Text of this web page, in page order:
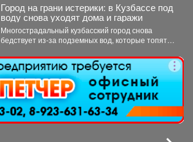
Город на грани истерики: в Кузбассе под
воду снова уходят дома и гаражи
Многострадальный кузбасский город снова
бедствует из-за подземных вод, которые топят